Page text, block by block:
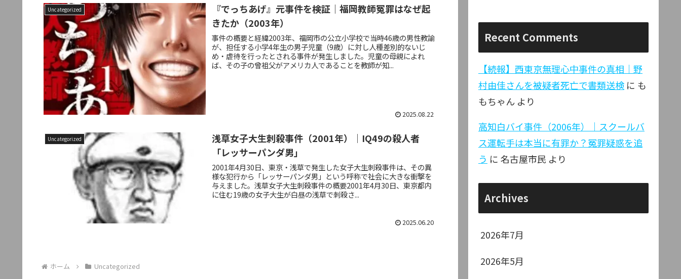
Uncategorized
『でっちあげ』元事件を検証｜福岡教師冤罪はなぜ起
きたか（2003年）
事件の概要と経緯2003年、福岡市の公立小学校で当時46歳の男性教諭
が、担任する小学4年生の男子児童（9歳）に対し人種差別的ないじ
め・虐待を行ったとされる事件が発生しました。児童の母親によれ
ば、その子の曾祖父がアメリカ人であることを教師が知...
2025.08.22
Uncategorized
浅草女子大生刺殺事件（2001年）｜IQ49の殺人者
「レッサーパンダ男」
2001年4月30日、東京・浅草で発生した女子大生刺殺事件は、その異
様な犯行から「レッサーパンダ男」という呼称で社会に大きな衝撃を
与えました。浅草女子大生刺殺事件の概要2001年4月30日、東京都内
に住む19歳の女子大生が白昼の浅草で刺殺さ...
2025.06.20
ホーム Uncategorized
Recent Comments
【続報】西東京無理心中事件の真相｜野
村由佳さんを被疑者死亡で書類送検 に も
もちゃん より
高知白バイ事件（2006年）｜スクールバ
ス運転手は本当に有罪か？冤罪疑惑を追
う に 名古屋市民 より
Archives
2026年7月
2026年5月